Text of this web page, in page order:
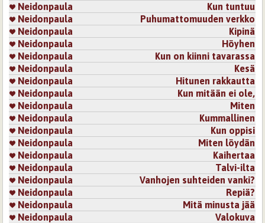
Neidonpaula
Kun tuntuu
Neidonpaula
Puhumattomuuden verkko
Neidonpaula
Kipinä
Neidonpaula
Höyhen
Neidonpaula
Kun on kiinni tavarassa
Neidonpaula
Kesä
Neidonpaula
Hitunen rakkautta
Neidonpaula
Kun mitään ei ole,
Neidonpaula
Miten
Neidonpaula
Kummallinen
Neidonpaula
Kun oppisi
Neidonpaula
Miten löydän
Neidonpaula
Kaihertaa
Neidonpaula
Talvi-ilta
Neidonpaula
Vanhojen suhteiden vanki?
Neidonpaula
Repiä?
Neidonpaula
Mitä minusta jää
Neidonpaula
Valokuva